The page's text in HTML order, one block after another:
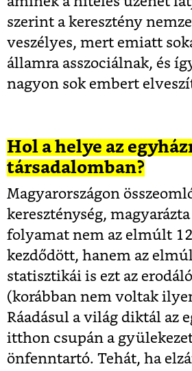
szerint a keresztény
veszélyes, mert emiatt
államra asszociálnak, és
nagyon sok embert
Hol a helye az
társadalomban?
Magyarországon
kereszténység, magyarázta
folyamat nem az elmúlt
kezdődött, hanem az
statisztikái is ezt az
(korábban nem voltak
Ráadásul a világ diktál az
itthon csupán a
önfenntartó. Tehát, ha